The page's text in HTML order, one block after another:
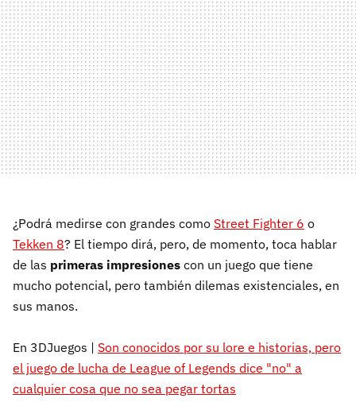
¿Podrá medirse con grandes como Street Fighter 6 o
Tekken 8? El tiempo dirá, pero, de momento, toca hablar
de las primeras impresiones con un juego que tiene
mucho potencial, pero también dilemas existenciales, en
sus manos.
En 3DJuegos | Son conocidos por su lore e historias, pero
el juego de lucha de League of Legends dice "no" a
cualquier cosa que no sea pegar tortas